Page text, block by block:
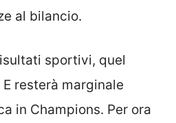
al bilancio.
sportivi, quel
resterà marginale
in Champions. Per ora